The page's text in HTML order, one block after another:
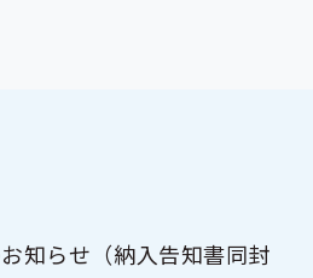
知らせ（納入告知書同封